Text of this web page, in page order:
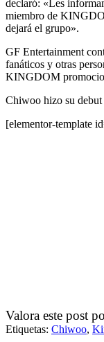
declaró: «Les
miembro de
dejará el grupo».
GF Entertainment
fanáticos y otras
KINGDOM
Chiwoo hizo su
[elementor-template
Valora este post
Etiquetas: Chiwoo,